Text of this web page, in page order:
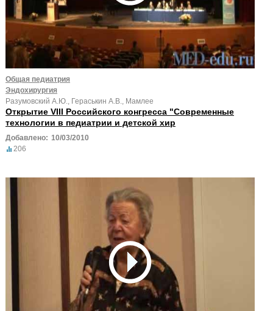
Общая педиатрия
Эндохирургия
Разумовский А.Ю., Гераськин А.В., Мамлее
Открытие VIII Российского конгресса "Современные
технологии в педиатрии и детской хир
Добавлено: 10/03/2010
206